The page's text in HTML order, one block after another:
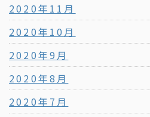
2020年11月
2020年10月
2020年9月
2020年8月
2020年7月